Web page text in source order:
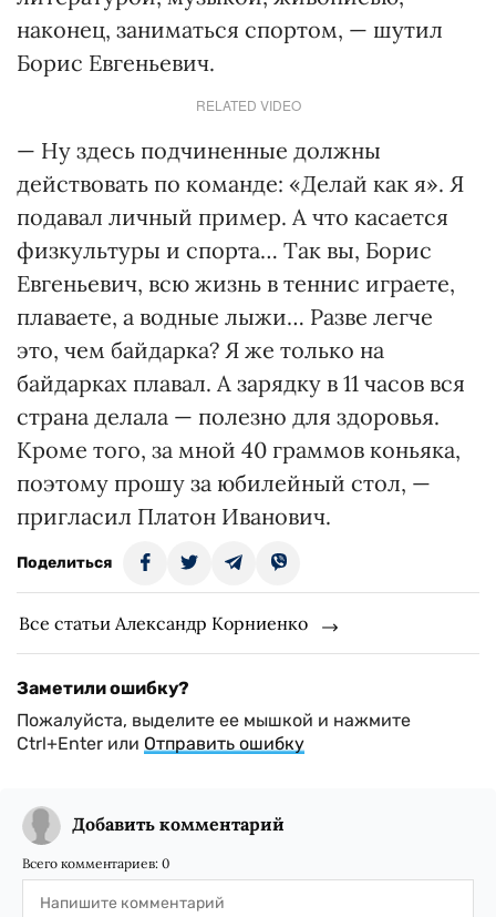
наконец, заниматься спортом, — шутил
Борис Евгеньевич.
RELATED VIDEO
— Ну здесь подчиненные должны
действовать по команде: «Делай как я». Я
подавал личный пример. А что касается
физкультуры и спорта… Так вы, Борис
Евгеньевич, всю жизнь в теннис играете,
плаваете, а водные лыжи… Разве легче
это, чем байдарка? Я же только на
байдарках плавал. А зарядку в 11 часов вся
страна делала — полезно для здоровья.
Кроме того, за мной 40 граммов коньяка,
поэтому прошу за юбилейный стол, —
пригласил Платон Иванович.
Поделиться
Все статьи Александр Корниенко
Заметили ошибку?
Пожалуйста, выделите ее мышкой и нажмите
Ctrl+Enter или Отправить ошибку
Добавить комментарий
Всего комментариев: 0